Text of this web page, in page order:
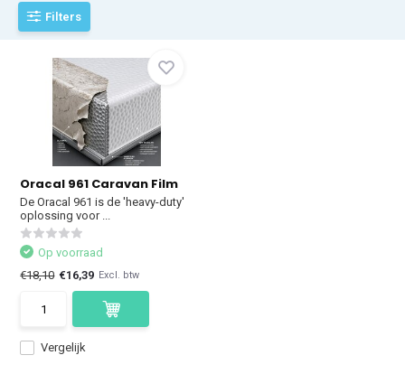
Filters
Oracal 961 Caravan Film
De Oracal 961 is de 'heavy-duty'
oplossing voor ...
Vergelijk
Op voorraad
€18,10 €16,39 Excl. btw